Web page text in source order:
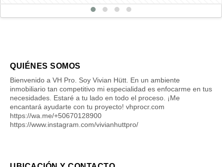
QUIÉNES SOMOS
Bienvenido a VH Pro. Soy Vivian Hütt. En un ambiente
inmobiliario tan competitivo mi especialidad es enfocarme en tus
necesidades. Estaré a tu lado en todo el proceso. ¡Me
encantará ayudarte con tu proyecto! vhprocr.com
https://wa.me/+50670128900
https://www.instagram.com/vivianhuttpro/